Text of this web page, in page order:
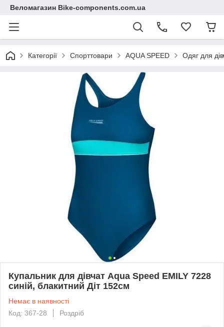
Веломагазин Bike-components.com.ua
Категорії Спорттовари AQUA SPEED Одяг для
Купальник для дівчат Aqua Speed ​​EMILY 7228
синій, блакитний Діт 152см
Немає в наявності
Код: 367-28
Роздріб